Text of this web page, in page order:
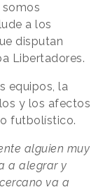
somos
a los
disputan
Libertadores.
equipos, la
y los afectos
futbolístico.
alguien muy
a alegrar y
va a